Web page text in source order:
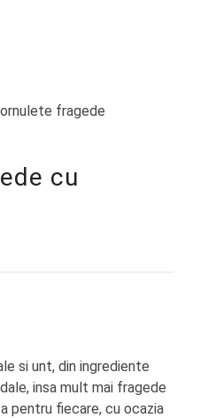
fragede
cu
si unt, din ingrediente
insa mult mai fragede
pentru fiecare, cu ocazia